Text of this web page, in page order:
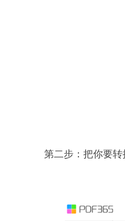
第二步：把你要转